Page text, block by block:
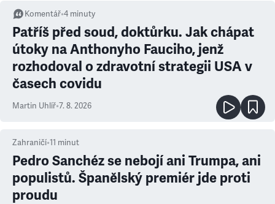
Komentář•4 minuty
Patříš před soud, doktůrku. Jak chápat
útoky na Anthonyho Fauciho, jenž
rozhodoval o zdravotní strategii USA v
časech covidu
Martin Uhlíř•7. 8. 2026
Zahraničí•11 minut
Pedro Sanchéz se nebojí ani Trumpa, ani
populistů. Španělský premiér jde proti
proudu